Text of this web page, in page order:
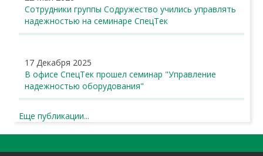
Сотрудники группы Содружество учились управлять
надежностью на семинаре СпецТек
17 Декабря 2025
В офисе СпецТек прошел семинар "Управление
надежностью оборудования"
Еще публикации...